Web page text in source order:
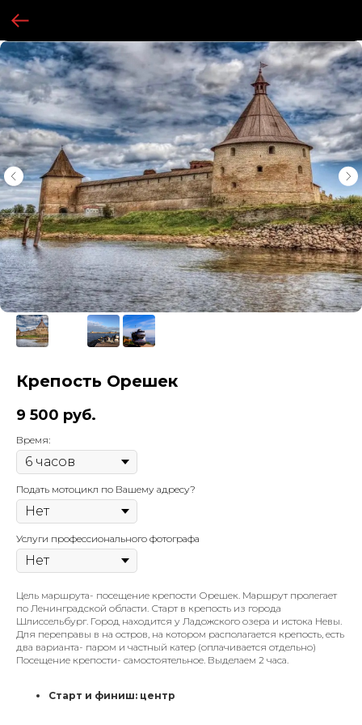
Крепость Орешек
9 500 руб.
Время:
Подать мотоцикл по Вашему адресу?
Услуги профессионального фотографа
Цель маршрута- посещение крепости Орешек. Маршрут пролегает
по Ленинградской области. Старт в крепость из города
Шлиссельбург. Город находится у Ладожского озера и истока Невы.
Для переправы в на остров, на котором располагается крепость, есть
два варианта- паром и частный катер (оплачивается отдельно)
Посещение крепости- самостоятельное. Выделаем 2 часа.
Старт и финиш: центр